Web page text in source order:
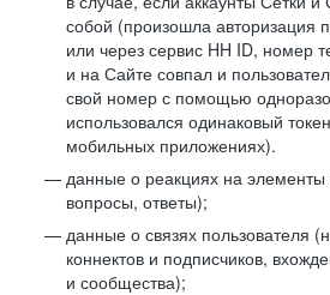
собой (произошла авторизация
или через сервис HH ID, номер
и на Сайте совпал и
свой номер с помощью
использовался одинаковый
мобильных приложениях).
данные о реакциях на элементы
вопросы, ответы);
данные о связях пользователя
коннектов и подписчиков,
и сообщества);